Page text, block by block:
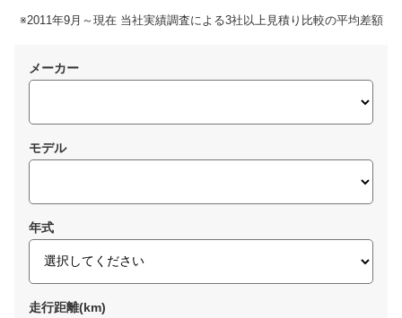
※2011年9月～現在 当社実績調査による3社以上見積り比較の平均差額
メーカー
モデル
年式
走行距離(km)